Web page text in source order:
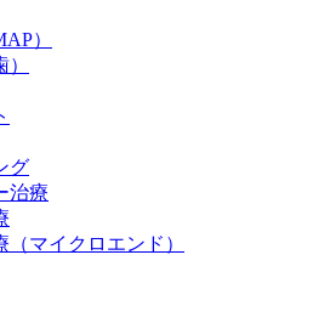
）
グ
治療
マイクロエンド）